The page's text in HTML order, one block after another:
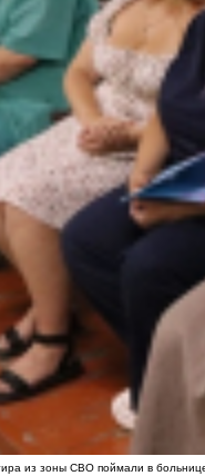
из зоны СВО поймали в